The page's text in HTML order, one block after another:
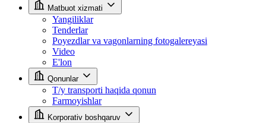
Matbuot xizmati
Yangiliklar
Tenderlar
Poyezdlar va vagonlarning fotogalereyasi
Video
E'lon
Qonunlar
T/y transporti haqida qonun
Farmoyishlar
Korporativ boshqaruv